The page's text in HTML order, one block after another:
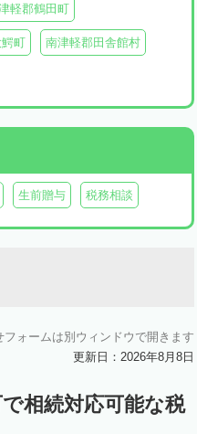
軽郡鶴田町
町 南津軽郡田舎館村
生前贈与 税務相談
ォームは別ウィンドウで開きます
更新日：2026年8月8日
相続対応可能な税